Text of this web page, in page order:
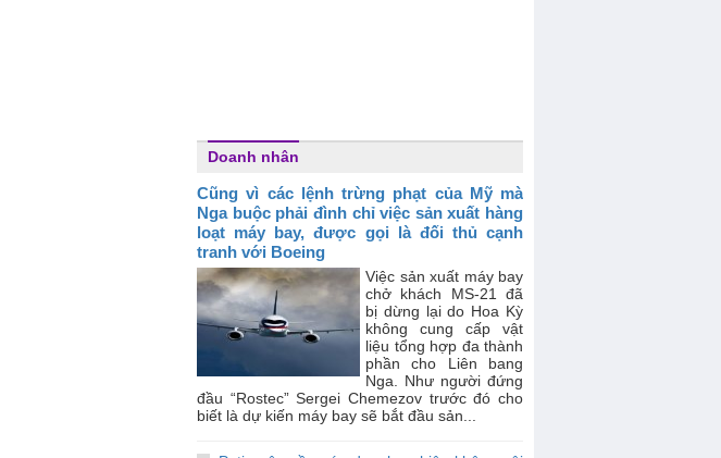
Doanh nhân
Cũng vì các lệnh trừng phạt của Mỹ mà
Nga buộc phải đình chỉ việc sản xuất hàng
loạt máy bay, được gọi là đối thủ cạnh
tranh với Boeing
Việc sản xuất máy bay
chở khách MS-21 đã
bị dừng lại do Hoa Kỳ
không cung cấp vật
liệu tổng hợp đa thành
phần cho Liên bang
Nga. Như người đứng
đầu “Rostec” Sergei Chemezov trước đó cho
biết là dự kiến máy bay sẽ bắt đầu sản...